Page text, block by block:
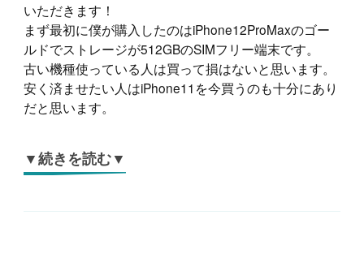
いただきます！
まず最初に僕が購入したのはiPhone12ProMaxのゴー
ルドでストレージが512GBのSIMフリー端末です。
古い機種使っている人は買って損はないと思います。
安く済ませたい人はiPhone11を今買うのも十分にあり
だと思います。
▼続きを読む▼